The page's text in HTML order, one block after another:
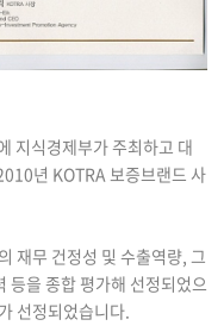
지식경제부가 주최하고 대
년 KOTRA 보증브랜드 사
재무 건정성 및 수출역량, 그
등을 종합 평가해 선정되었으
선정되었습니다.